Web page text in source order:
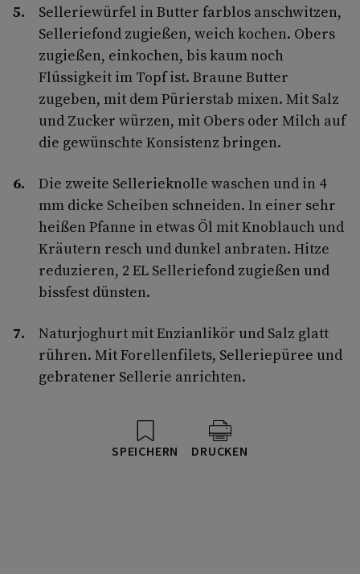
Selleriewürfel in Butter farblos anschwitzen,
Selleriefond zugießen, weich kochen. Obers
zugießen, einkochen, bis kaum noch
Flüssigkeit im Topf ist. Braune Butter
zugeben, mit dem Pürierstab mixen. Mit Salz
und Zucker würzen, mit Obers oder Milch auf
die gewünschte Konsistenz bringen.
Die zweite Sellerieknolle waschen und in 4
mm dicke Scheiben schneiden. In einer sehr
heißen Pfanne in etwas Öl mit Knoblauch und
Kräutern resch und dunkel anbraten. Hitze
reduzieren, 2 EL Selleriefond zugießen und
bissfest dünsten.
Naturjoghurt mit Enzianlikör und Salz glatt
rühren. Mit Forellenfilets, Selleriepüree und
gebratener Sellerie anrichten.
SPEICHERN DRUCKEN